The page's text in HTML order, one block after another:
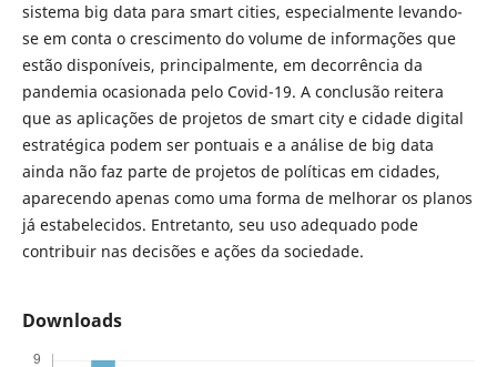
sistema big data para smart cities, especialmente levando-
se em conta o crescimento do volume de informações que
estão disponíveis, principalmente, em decorrência da
pandemia ocasionada pelo Covid-19. A conclusão reitera
que as aplicações de projetos de smart city e cidade digital
estratégica podem ser pontuais e a análise de big data
ainda não faz parte de projetos de políticas em cidades,
aparecendo apenas como uma forma de melhorar os planos
já estabelecidos. Entretanto, seu uso adequado pode
contribuir nas decisões e ações da sociedade.
Downloads